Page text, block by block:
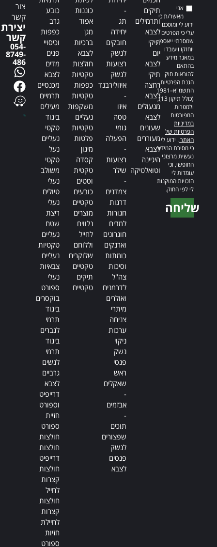
אני
מאשר/ת כי
ידוע לי ומוסכם
עלי כי הפרטים
שמסרתי ייאספו,
יוחזקו ויעובדו
במאגר מידע
בהתאם
להוראות חוק
הגנת הפרטיות,
התשמ"א–1981
(כולל תיקון 13),
ולמטרות
המפורטות
במדיניות
הפרטיות של
האתר. ידוע לי
כי מסירת המידע
נעשית מרצוני
החופשי, וכי
עומדות לי
הזכויות המוקנות
לי לפי החוק.
שליחה
תיקים
ותרמילים
לצבא
תיקי
יום
לצבא
תיקי
רחצה
לצבא
מנעולים
לצבא
שעונים
מעוררים
לצבא
היגיינה
וטואלטיקה
-
תג
יחידה
חובקים
לנשק
רצועות
לנשק
איזולירבנד
-
איזו
טסה
גומי
הפעלה
-
רצועות
שילר
-
צמדנים
דרגות
חגורות
למדים
חוגרונים
וארנקים
כומתות
וסיכות
צה"ל
לדרמנים
ואולרים
מיתרי
צניחה
ערכות
ניקוי
נשק
פנסי
ראש
שאקלים
-
אבזמים
-
תוכים
שפצורים
לנשק
פנסים
לצבא
כוננות
אפוד
מגן
ברכיות
לצבא
חולצות
טקטיות
כפפות
טקטיות
משקפות
נעליים
טקטיות
פלטות
מיגון
קסדה
טקטית
וסטים
כובעים
טקטיים
מוצרים
נלווים
לחייל
וללוחם
שלוקרים
טקטיים
תיקים
טקטיים
כובע
גרב
כפפות
וכיסויי
פנים
מדים
לצבא
מכנסיים
תרמיים
מעילים
ביגוד
טקטי
נעליים
נעל
טקטי
משולב
נעלי
טיולים
נעלי
ריצת
שטח
נעליים
טקטיות
נעליים
צבאיות
נעלי
ספורט
בוקסרים
ביגוד
תרמי
לגברים
ביגוד
תרמי
לנשים
גרביים
לצבא
דרייפיט
וספורט
חזיית
ספורט
חולצות
חולצות
דרייפיט
חולצות
קצרות
לחייל
חולצות
קצרות
לחיילת
חזיות
ספורט
צור
קשר
יצירת
קשר
054-
8749-
486